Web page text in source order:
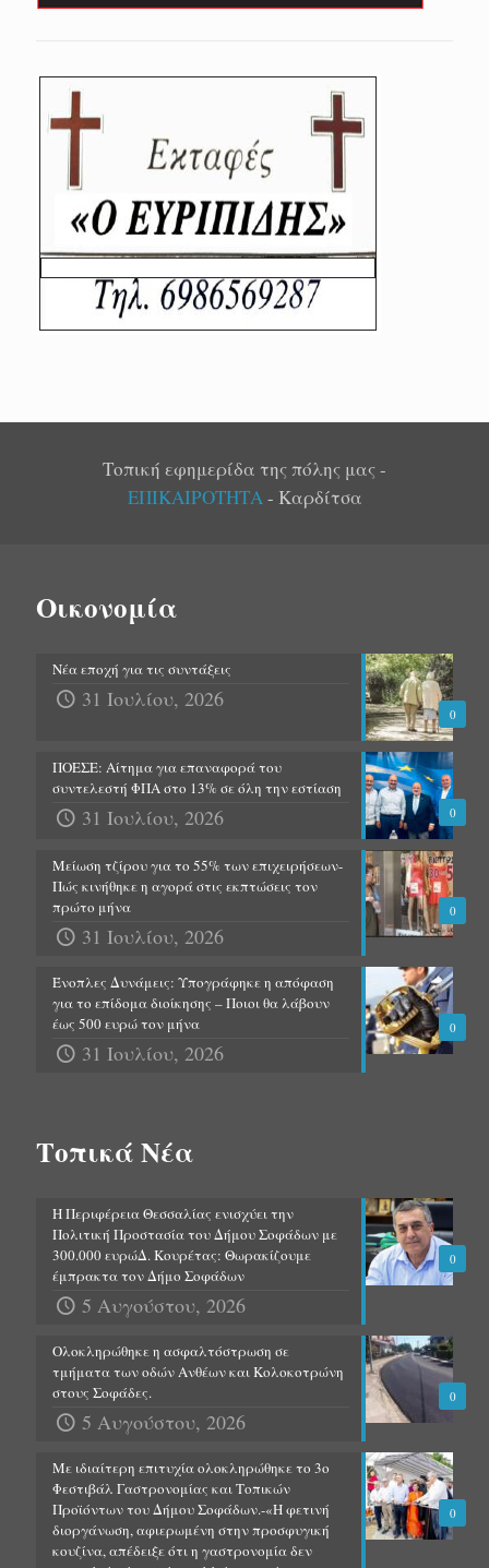
Τοπική εφημερίδα της πόλης μας -
ΕΠΙΚΑΙΡΟΤΗΤΑ- Καρδίτσα
Οικονομία
0
Νέα εποχή για τις συντάξεις
31 Ιουλίου, 2026
0
ΠΟΕΣΕ: Αίτημα για επαναφορά του
συντελεστή ΦΠΑ στο 13% σε όλη την εστίαση
31 Ιουλίου, 2026
0
Μείωση τζίρου για το 55% των επιχειρήσεων-
Πώς κινήθηκε η αγορά στις εκπτώσεις τον
πρώτο μήνα
31 Ιουλίου, 2026
0
Ένοπλες Δυνάμεις: Υπογράφηκε η απόφαση
για το επίδομα διοίκησης – Ποιοι θα λάβουν
έως 500 ευρώ τον μήνα
31 Ιουλίου, 2026
Τοπικά Νέα
0
Η Περιφέρεια Θεσσαλίας ενισχύει την
Πολιτική Προστασία του Δήμου Σοφάδων με
300.000 ευρώΔ. Κουρέτας: Θωρακίζουμε
έμπρακτα τον Δήμο Σοφάδων
5 Αυγούστου, 2026
0
Ολοκληρώθηκε η ασφαλτόστρωση σε
τμήματα των οδών Ανθέων και Κολοκοτρώνη
στους Σοφάδες.
5 Αυγούστου, 2026
0
Με ιδιαίτερη επιτυχία ολοκληρώθηκε το 3ο
Φεστιβάλ Γαστρονομίας και Τοπικών
Προϊόντων του Δήμου Σοφάδων.-«Η φετινή
διοργάνωση, αφιερωμένη στην προσφυγική
κουζίνα, απέδειξε ότι η γαστρονομία δεν